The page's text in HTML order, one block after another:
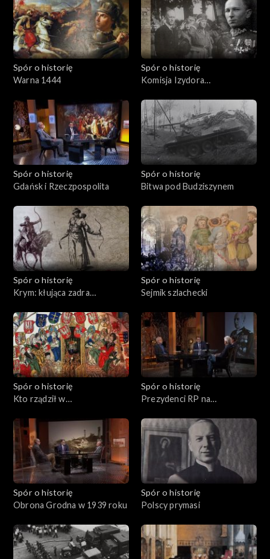
Spór o historię
Warna 1444
Spór o historię
Komisja Izydora
Spór o historię
Gdańsk i Rzeczpospolita
Spór o historię
Bitwa pod Budziszynem
Spór o historię
Krym: kłująca zadra
Spór o historię
Sejmik szlachecki
Spór o historię
Kto rządził w
Spór o historię
Prezydenci RP na
Spór o historię
Obrona Grodna w 1939 roku
Spór o historię
Polscy prymasi